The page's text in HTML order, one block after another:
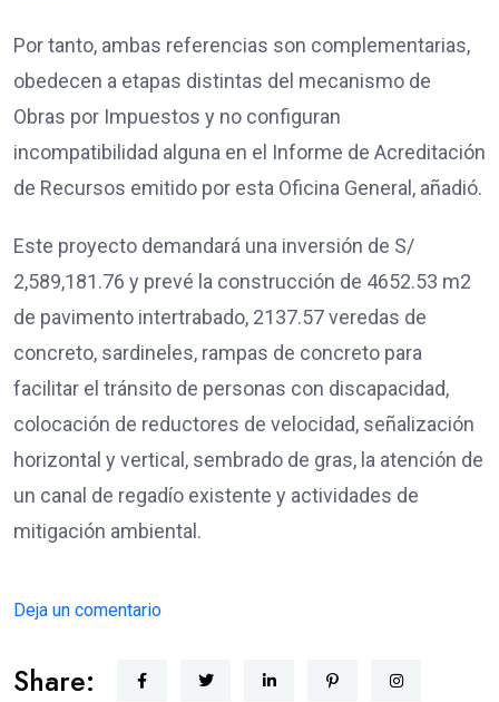
Por tanto, ambas referencias son complementarias,
obedecen a etapas distintas del mecanismo de
Obras por Impuestos y no configuran
incompatibilidad alguna en el Informe de Acreditación
de Recursos emitido por esta Oficina General, añadió.
Este proyecto demandará una inversión de S/
2,589,181.76 y prevé la construcción de 4652.53 m2
de pavimento intertrabado, 2137.57 veredas de
concreto, sardineles, rampas de concreto para
facilitar el tránsito de personas con discapacidad,
colocación de reductores de velocidad, señalización
horizontal y vertical, sembrado de gras, la atención de
un canal de regadío existente y actividades de
mitigación ambiental.
Deja un comentario
Share: